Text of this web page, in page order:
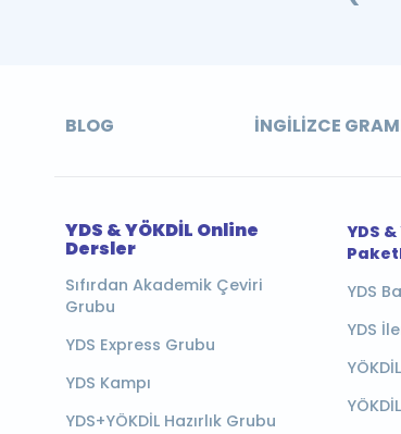
BLOG İNGILIZCE
YDS & YÖKDİL Online
Dersler
Sıfırdan Akademik Çeviri
Grubu
YDS Express Grubu
YDS Kampı
YDS+YÖKDİL Hazırlık Grubu
YDS
YDS
YDS